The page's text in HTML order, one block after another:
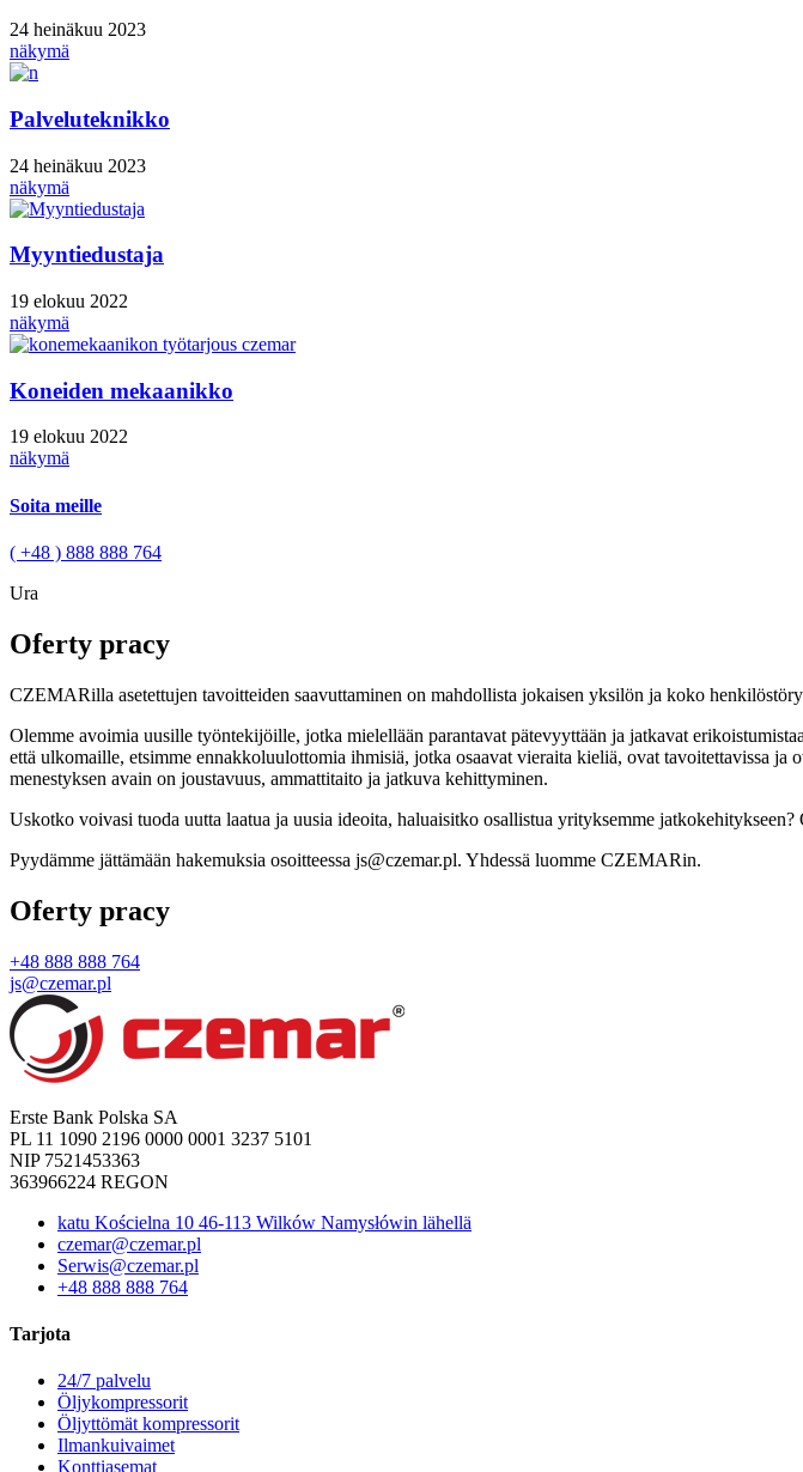
24 heinäkuu 2023
näkymä
Palveluteknikko
24 heinäkuu 2023
näkymä
Myyntiedustaja
19 elokuu 2022
näkymä
Koneiden mekaanikko
19 elokuu 2022
näkymä
Soita meille
( +48 ) 888 888 764
Ura
Oferty pracy
CZEMARilla asetettujen tavoitteiden saavuttaminen on mahdollista jokaisen yksilön ja koko
Olemme avoimia uusille työntekijöille, jotka mielellään parantavat pätevyyttään ja jatkavat
että ulkomaille, etsimme ennakkoluulottomia ihmisiä, jotka osaavat vieraita kieliä, ovat tavoitettavissa
menestyksen avain on joustavuus, ammattitaito ja jatkuva kehittyminen.
Uskotko voivasi tuoda uutta laatua ja uusia ideoita, haluaisitko osallistua yrityksemme
Pyydämme jättämään hakemuksia osoitteessa js@czemar.pl. Yhdessä luomme CZEMARin.
Oferty pracy
+48 888 888 764
js@czemar.pl
Erste Bank Polska SA
PL 11 1090 2196 0000 0001 3237 5101
NIP 7521453363
363966224 REGON
katu Kościelna 10 46-113 Wilków Namysłówin lähellä
czemar@czemar.pl
Serwis@czemar.pl
+48 888 888 764
Tarjota
24/7 palvelu
Öljykompressorit
Öljyttömät kompressorit
Ilmankuivaimet
Konttiasemat